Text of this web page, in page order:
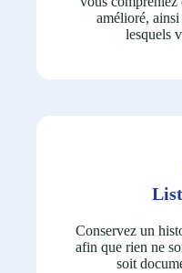
amélioré,
lesquels
Conservez un
afin que rien ne
soit